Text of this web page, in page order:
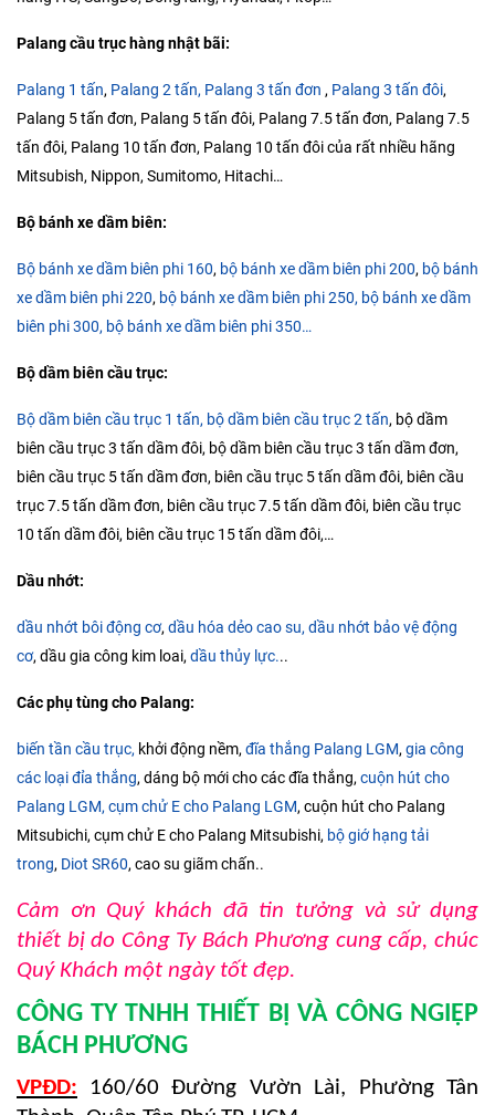
Palang cầu trục hàng nhật bãi:
Palang 1 tấn, Palang 2 tấn, Palang 3 tấn đơn , Palang 3 tấn đôi,
Palang 5 tấn đơn, Palang 5 tấn đôi, Palang 7.5 tấn đơn, Palang 7.5
tấn đôi, Palang 10 tấn đơn, Palang 10 tấn đôi của rất nhiều hãng
Mitsubish, Nippon, Sumitomo, Hitachi…
Bộ bánh xe dầm biên:
Bộ bánh xe dầm biên phi 160, bộ bánh xe dầm biên phi 200, bộ bánh
xe dầm biên phi 220, bộ bánh xe dầm biên phi 250, bộ bánh xe dầm
biên phi 300, bộ bánh xe dầm biên phi 350…
Bộ dầm biên cầu trục:
Bộ dầm biên cầu trục 1 tấn, bộ dầm biên cầu trục 2 tấn, bộ dầm
biên cầu trục 3 tấn dầm đôi, bộ dầm biên cầu trục 3 tấn dầm đơn,
biên cầu trục 5 tấn dầm đơn, biên cầu trục 5 tấn dầm đôi, biên cầu
trục 7.5 tấn dầm đơn, biên cầu trục 7.5 tấn dầm đôi, biên cầu trục
10 tấn dầm đôi, biên cầu trục 15 tấn dầm đôi,…
Dầu nhớt:
dầu nhớt bôi động cơ,dầu hóa dẻo cao su,dầu nhớt bảo vệ động
cơ, dầu gia công kim loai,dầu thủy lực...
Các phụ tùng cho Palang:
biến tần cầu trục, khởi động nềm,đĩa thắng Palang LGM,gia công
các loại đỉa thắng, dáng bộ mới cho các đĩa thắng,cuộn hút cho
Palang LGM,cụm chử E cho Palang LGM, cuộn hút cho Palang
Mitsubichi, cụm chử E cho Palang Mitsubishi, bộ giớ hạng tải
trong, Diot SR60, cao su giãm chấn..
Cảm ơn Quý khách đã tin tưởng và sử dụng
thiết bị do Công Ty Bách Phương cung cấp, chúc
Quý Khách một ngày tốt đẹp.
CÔNG TY TNHH THIẾT BỊ VÀ CÔNG NGIỆP
BÁCH PHƯƠNG
VPĐD:
160/60 Đường Vườn Lài, Phường Tân